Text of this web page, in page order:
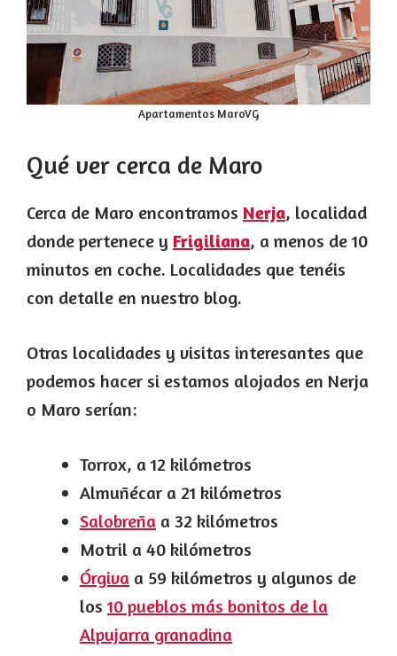
Apartamentos MaroVG
Qué ver cerca de Maro
Cerca de Maro encontramos Nerja, localidad
donde pertenece y Frigiliana, a menos de 10
minutos en coche. Localidades que tenéis
con detalle en nuestro blog.
Otras localidades y visitas interesantes que
podemos hacer si estamos alojados en Nerja
o Maro serían:
Torrox, a 12 kilómetros
Almuñécar a 21 kilómetros
Salobreña a 32 kilómetros
Motril a 40 kilómetros
Órgiva a 59 kilómetros y algunos de
los10 pueblos más bonitos de la
Alpujarra granadina